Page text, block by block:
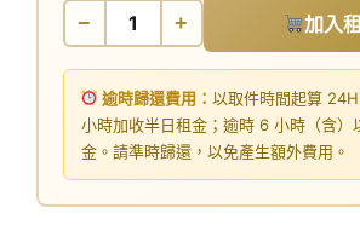
− + 加入
逾時歸還費用：以取件時間起算
小時加收半日租金；逾時 6 小時（含）
金。請準時歸還，以免產生額外費用。